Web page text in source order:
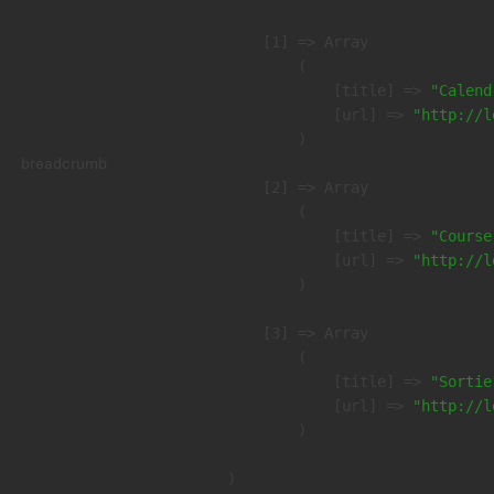
"http://
"http://
"http://